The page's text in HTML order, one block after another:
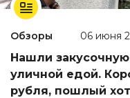
Обзоры 06 июня
Нашли
уличной едой.
рубля, пошлый